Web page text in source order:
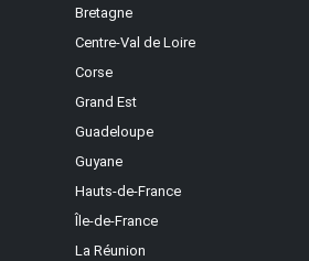
Bretagne
Centre-Val de Loire
Corse
Grand Est
Guadeloupe
Guyane
Hauts-de-France
Île-de-France
La Réunion